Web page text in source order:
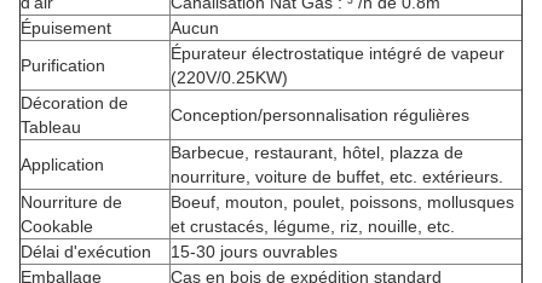
Épuisement
Aucun
Purification
Épurateur électrostatique intégré de vapeur
(220V/0.25KW)
Décoration de
Tableau
Conception/personnalisation régulières
Application
Barbecue, restaurant, hôtel, plazza de
nourriture, voiture de buffet, etc. extérieurs.
Nourriture de
Cookable
Boeuf, mouton, poulet, poissons, mollusques
et crustacés, légume, riz, nouille, etc.
Délai d'exécution
15-30 jours ouvrables
Emballage
Cas en bois de expédition standard